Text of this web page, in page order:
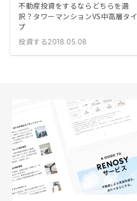
不動産投資をするならどちらを選
択？タワーマンションVS中高層タイ
プ
投資する2018.05.08